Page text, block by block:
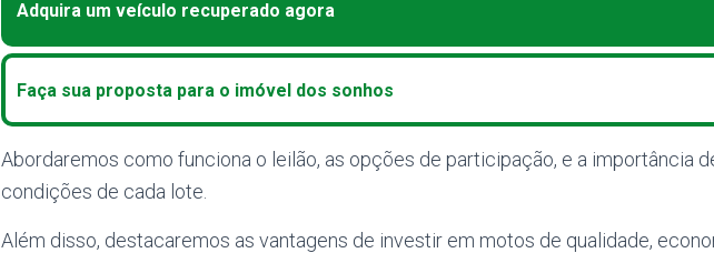
Adquira um veículo recuperado agora
Faça sua proposta para o imóvel dos sonhos
Abordaremos como funciona o leilão, as opções de participação, e a importância
condições de cada lote.
Além disso, destacaremos as vantagens de investir em motos de qualidade,